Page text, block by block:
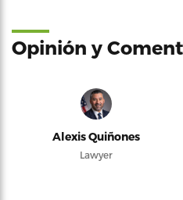
Opinión y
Alexis Quiñones
Lawyer